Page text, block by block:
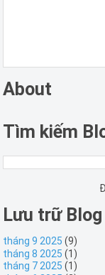
About
Tìm kiếm
Lưu trữ Blog
tháng 9 2025 (9)
tháng 8 2025 (1)
tháng 7 2025 (1)